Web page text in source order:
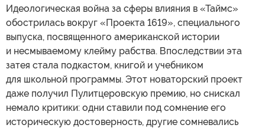
Идеологическая война за сферы влияния в «Таймс»
обострилась вокруг «Проекта 1619», специального
выпуска, посвященного американской истории
и несмываемому клейму рабства. Впоследствии эта
затея стала подкастом, книгой и учебником
для школьной программы. Этот новаторский проект
даже получил Пулитцеровскую премию, но снискал
немало критики: одни ставили под сомнение его
историческую достоверность, другие сомневались